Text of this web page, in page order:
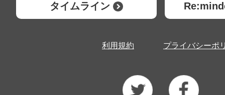
タイムライン
利用規約 プライバシーポ